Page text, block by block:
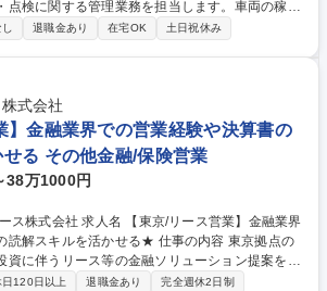
点検に関する管理業務を担当します。車両の稼働
各所と調整しながら最適なスケジュールと手配を
見積確認、納期調整）■レスキュー対応（故障・
カー等の手配、状況管理）■部品発注、整備関連
タ管理 など）■車両に関する管理業務をお客様の
退職金あり 在宅OK 土日祝休み
式会社
】金融業界での営業経験や決算書の
る その他金融/保険営業
38万1000円
京/リース営業】金融業界
を活かせる★ 仕事の内容 東京拠点の
資に伴うリース等の金融ソリューション提案をお
ループの安定基盤を活かした深耕営業から、SBI
日120日以上 退職金あり
完全週休2日制